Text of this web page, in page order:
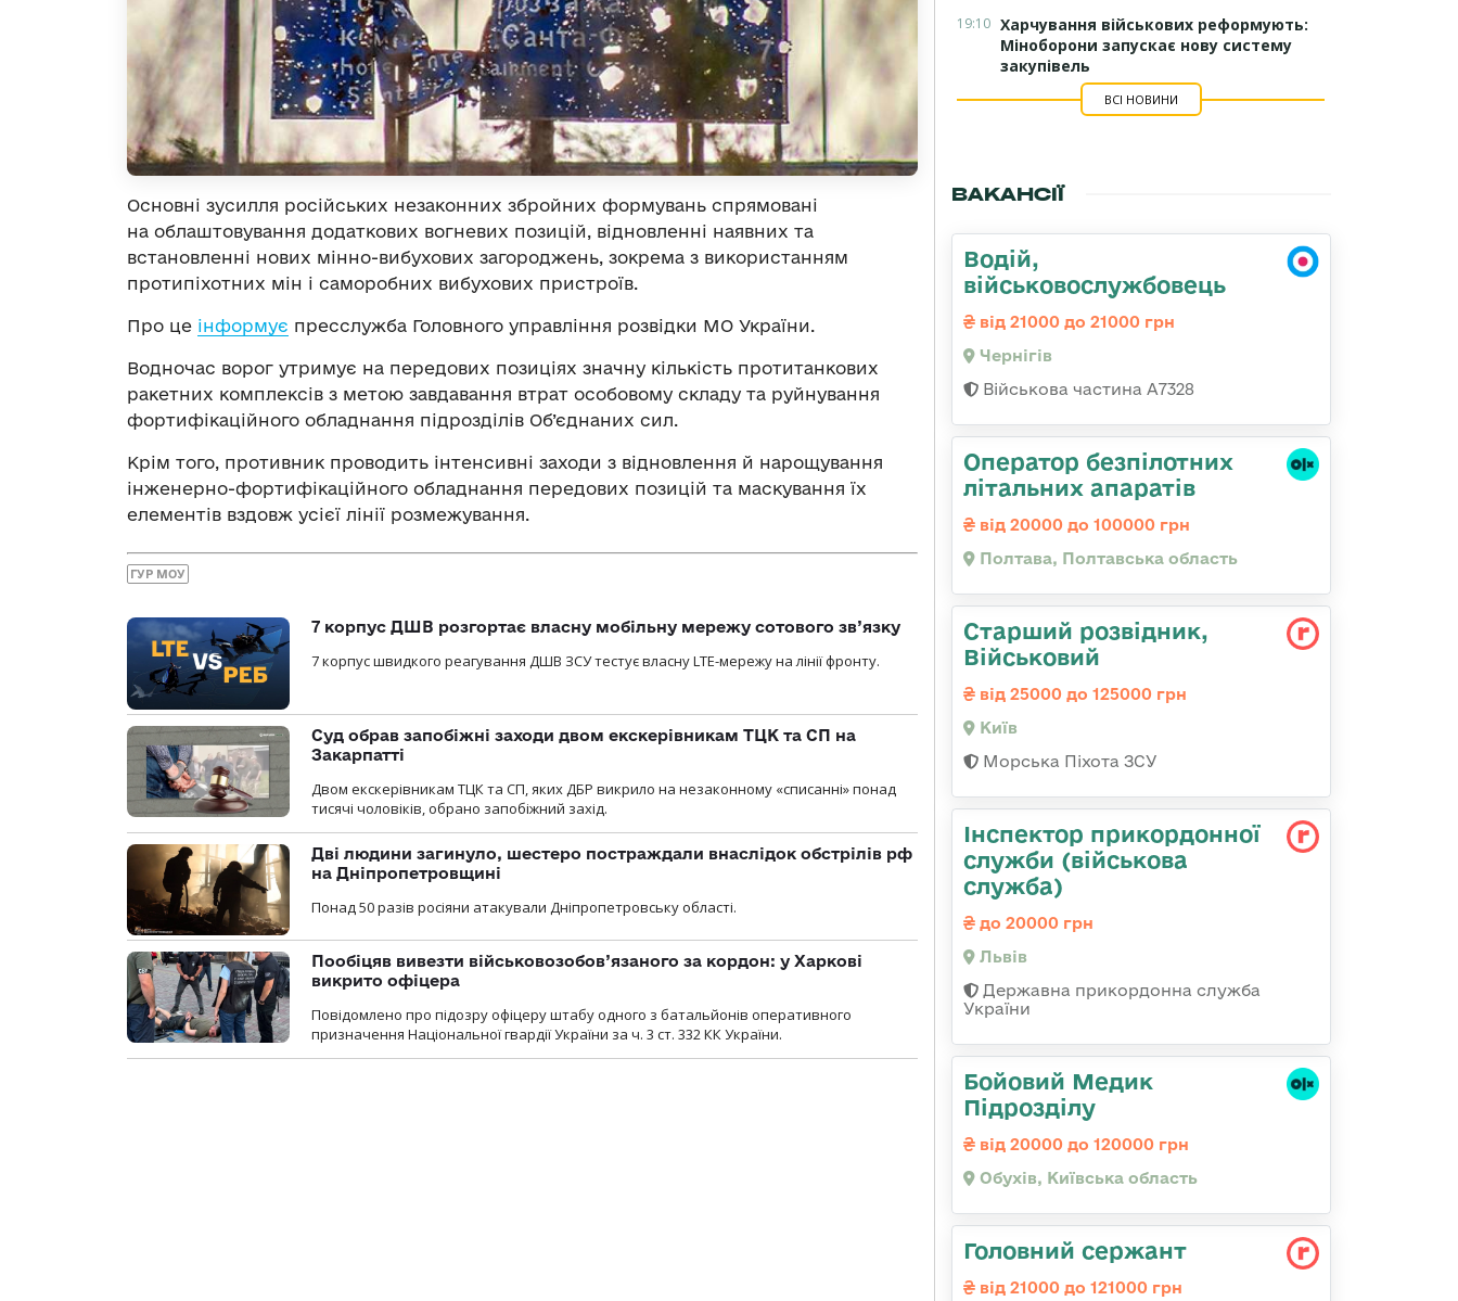
Основні зусилля російських незаконних збройних формувань спрямовані
на облаштовування додаткових вогневих позицій, відновленні наявних та
встановленні нових мінно-вибухових загороджень, зокрема з використанням
протипіхотних мін і саморобних вибухових пристроїв.
Про це інформує пресслужба Головного управління розвідки МО України.
Водночас ворог утримує на передових позиціях значну кількість протитанкових
ракетних комплексів з метою завдавання втрат особовому складу та руйнування
фортифікаційного обладнання підрозділів Об’єднаних сил.
Крім того, противник проводить інтенсивні заходи з відновлення й нарощування
інженерно-фортифікаційного обладнання передових позицій та маскування їх
елементів вздовж усієї лінії розмежування.
ГУР МОУ
7 корпус ДШВ розгортає власну мобільну мережу сотового зв’язку
7 корпус швидкого реагування ДШВ ЗСУ тестує власну LTE-мережу на лінії фронту.
Суд обрав запобіжні заходи двом екскерівникам ТЦК та СП на
Закарпатті
Двом екскерівникам ТЦК та СП, яких ДБР викрило на незаконному «списанні» понад
тисячі чоловіків, обрано запобіжний захід.
Дві людини загинуло, шестеро постраждали внаслідок обстрілів рф
на Дніпропетровщині
Понад 50 разів росіяни атакували Дніпропетровську області.
Пообіцяв вивезти військовозобов’язаного за кордон: у Харкові
викрито офіцера
Повідомлено про підозру офіцеру штабу одного з батальйонів оперативного
призначення Національної гвардії України за ч. 3 ст. 332 КК України.
19:10 Харчування військових реформують:
Міноборони запускає нову систему
закупівель
ВСІ НОВИНИ
ВАКАНСІЇ
Водій,
військовослужбовець
від 21000 до 21000 грн
Чернігів
Військова частина А7328
Оператор безпілотних
літальних апаратів
від 20000 до 100000 грн
Полтава, Полтавська область
Старший розвідник,
Військовий
від 25000 до 125000 грн
Київ
Морська Піхота ЗСУ
Інспектор прикордонної
служби (військова
служба)
до 20000 грн
Львів
Державна прикордонна служба
України
Бойовий Медик
Підрозділу
від 20000 до 120000 грн
Обухів, Київська область
Головний сержант
від 21000 до 121000 грн